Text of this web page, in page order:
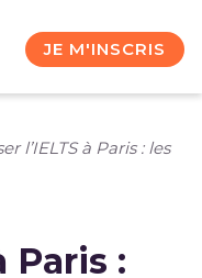
JE M'INSCRIS
l’IELTS à Paris : les
Paris :